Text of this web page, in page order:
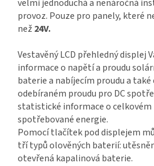
velmi jednoduchá a nenáročná
provoz. Pouze pro panely, které
než 24V.
Vestavěný LCD přehledný displej
informace o napětí a proudu
baterie a nabíjecím proudu a
odebíraném proudu pro DC
statistické informace o celkovém
spotřebované energie.
Pomocí tlačítek pod displejem
tří typů olověných baterií:
otevřená kapalinová baterie.